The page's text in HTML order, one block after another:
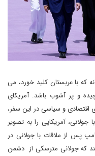
که با عربستان کلید خورد، می
و پر آشوب باشد. آمریکای
اقتصادی و سیاسی در این سفر،
جولانی، آمریکایی را به تصویر
پس از ملاقات با جولانی در
که جولانی مترسکی از دشمن